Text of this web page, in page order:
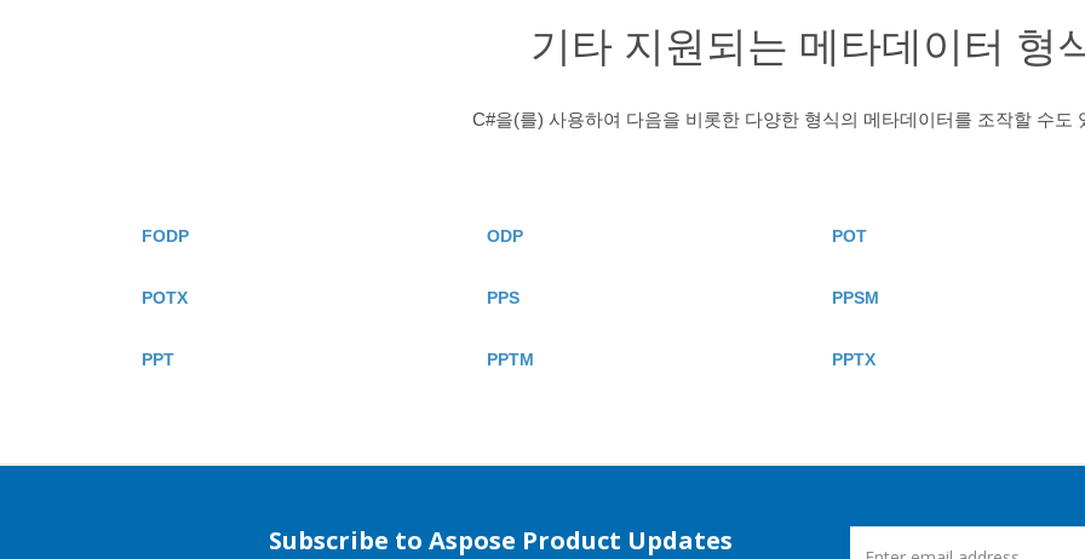
기타 지원되는 메타데이터 형
C#을(를) 사용하여 다음을 비롯한 다양한 형식의 메타데이터를 조작할 수도
FODP ODP POT
POTX PPS PPSM
PPT PPTM PPTX
Subscribe to Aspose Product Updates